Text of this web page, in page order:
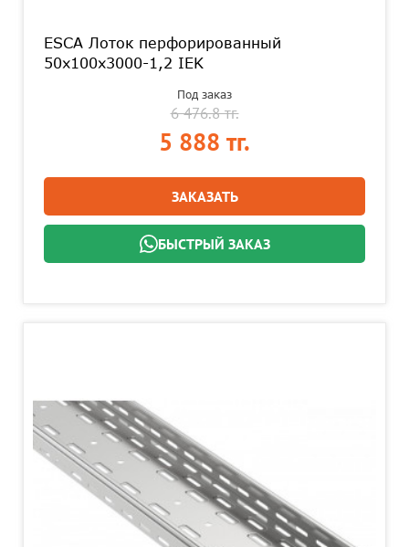
ESCA Лоток перфорированный
50х100х3000-1,2 IEK
Под заказ
6 476.8 тг.
5 888 тг.
ЗАКАЗАТЬ
БЫСТРЫЙ ЗАКАЗ